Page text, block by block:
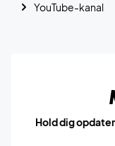
YouTube-kanal
Hold dig